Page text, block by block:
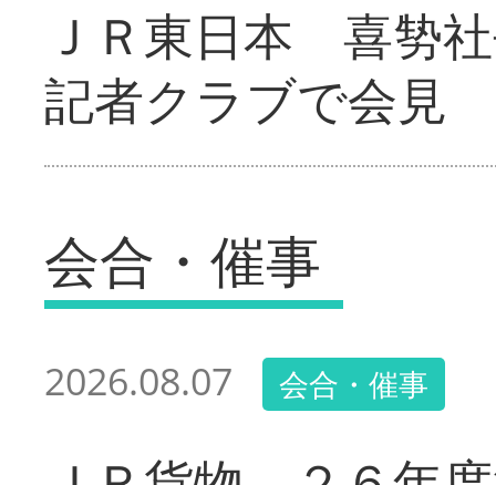
ＪＲ東日本 喜㔟
記者クラブで会見
会合・催事
2026.08.07 会合・催事